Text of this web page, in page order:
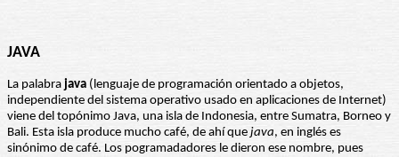
JAVA
La palabra java (lenguaje de programación orientado a objetos,
independiente del sistema operativo usado en aplicaciones de Internet)
viene del topónimo Java, una isla de Indonesia, entre Sumatra, Borneo y
Bali. Esta isla produce mucho café, de ahí que java, en inglés es
sinónimo de café. Los pogramadadores le dieron ese nombre, pues